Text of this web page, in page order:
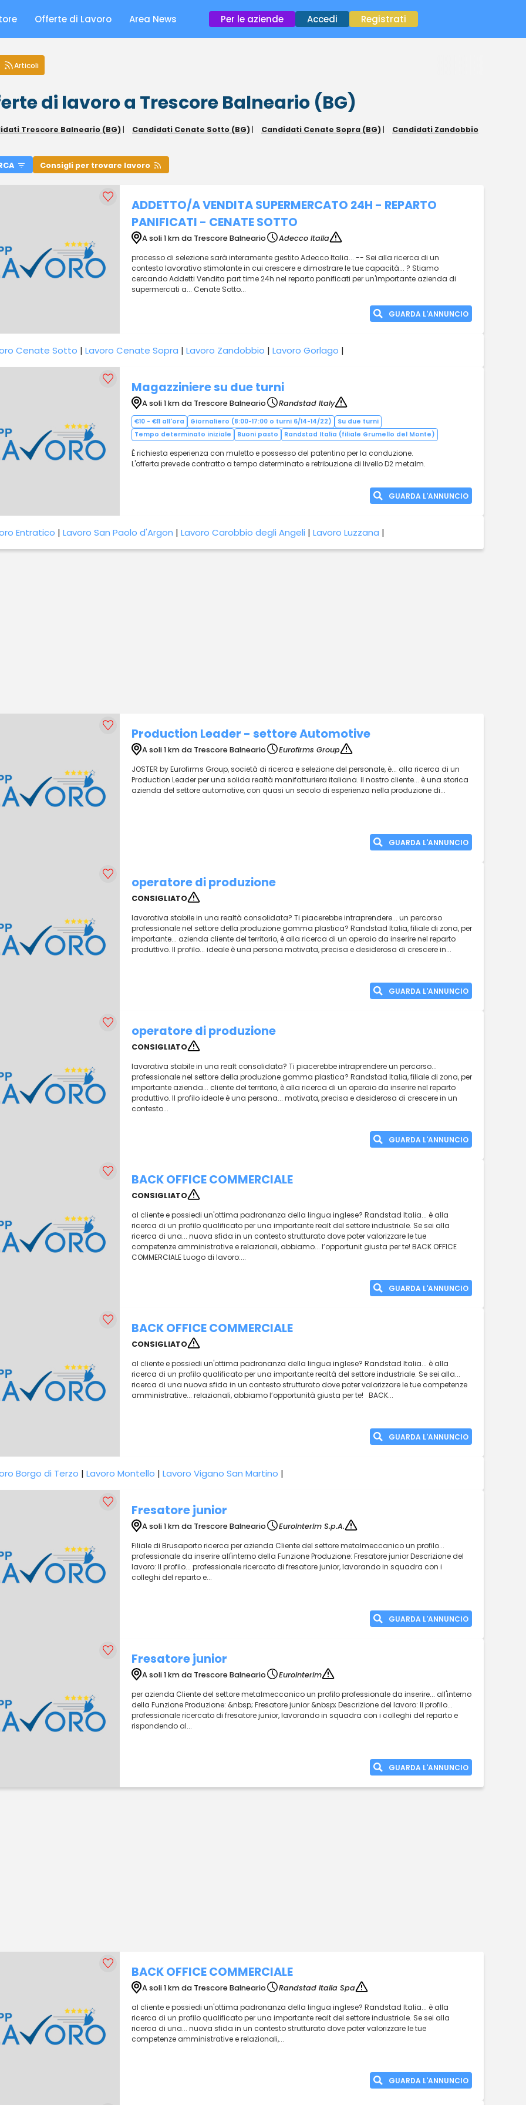
Offerte di Lavoro Area News Per le aziende Accedi Registrati
Articoli
di lavoro a Trescore Balneario (BG)
Trescore Balneario (BG) | Candidati Cenate Sotto (BG) | Candidati Cenate Sopra (BG) | Candidati Zandobbio
Consigli per trovare lavoro
ADDETTO/A VENDITA SUPERMERCATO 24H - REPARTO
PANIFICATI - CENATE SOTTO
A soli 1 km da Trescore Balneario
Adecco Italia
processo di selezione sarà interamente gestito Adecco Italia... -- Sei alla ricerca di un
contesto lavorativo stimolante in cui crescere e dimostrare le tue capacità... ? Stiamo
cercando Addetti Vendita part time 24h nel reparto panificati per un'importante azienda di
supermercati a... Cenate Sotto...
GUARDA L'ANNUNCIO
Cenate Sotto | Lavoro Cenate Sopra | Lavoro Zandobbio | Lavoro Gorlago |
Magazziniere su due turni
A soli 1 km da Trescore Balneario Randstad Italy
€10 - €11 all'ora Giornaliero (8:00-17:00 o turni 6/14-14/22)
Su due turni
Tempo determinato iniziale
Buoni pasto Randstad Italia (filiale Grumello del Monte)
È richiesta esperienza con muletto e possesso del patentino per la conduzione.
L'offerta prevede contratto a tempo determinato e retribuzione di livello D2 metalm.
GUARDA L'ANNUNCIO
Entratico | Lavoro San Paolo d'Argon | Lavoro Carobbio degli Angeli | Lavoro Luzzana |
Production Leader - settore Automotive
A soli 1 km da Trescore Balneario
Eurofirms Group
JOSTER by Eurofirms Group, società di ricerca e selezione del personale, è... alla ricerca di un
Production Leader per una solida realtà manifatturiera italiana. Il nostro cliente... è una storica
azienda del settore automotive, con quasi un secolo di esperienza nella produzione di...
GUARDA L'ANNUNCIO
operatore di produzione
CONSIGLIATO
lavorativa stabile in una realtà consolidata? Ti piacerebbe intraprendere... un percorso
professionale nel settore della produzione gomma plastica? Randstad Italia, filiale di zona, per
importante... azienda cliente del territorio, è alla ricerca di un operaio da inserire nel reparto
produttivo. Il profilo... ideale è una persona motivata, precisa e desiderosa di crescere in...
GUARDA L'ANNUNCIO
operatore di produzione
CONSIGLIATO
lavorativa stabile in una realt consolidata? Ti piacerebbe intraprendere un percorso...
professionale nel settore della produzione gomma plastica? Randstad Italia, filiale di zona, per
importante azienda... cliente del territorio, è alla ricerca di un operaio da inserire nel reparto
produttivo. Il profilo ideale è una persona... motivata, precisa e desiderosa di crescere in un
contesto...
GUARDA L'ANNUNCIO
BACK OFFICE COMMERCIALE
CONSIGLIATO
al cliente e possiedi un'ottima padronanza della lingua inglese? Randstad Italia... è alla
ricerca di un profilo qualificato per una importante realt del settore industriale. Se sei alla
ricerca di una... nuova sfida in un contesto strutturato dove poter valorizzare le tue
competenze amministrative e relazionali, abbiamo... l’opportunit giusta per te! BACK OFFICE
COMMERCIALE Luogo di lavoro:...
GUARDA L'ANNUNCIO
BACK OFFICE COMMERCIALE
CONSIGLIATO
al cliente e possiedi un'ottima padronanza della lingua inglese? Randstad Italia... è alla
ricerca di un profilo qualificato per una importante realtà del settore industriale. Se sei alla...
ricerca di una nuova sfida in un contesto strutturato dove poter valorizzare le tue competenze
amministrative... relazionali, abbiamo l’opportunità giusta per te! BACK...
GUARDA L'ANNUNCIO
Borgo di Terzo | Lavoro Montello | Lavoro Vigano San Martino |
Fresatore junior
A soli 1 km da Trescore Balneario
Eurointerim S.p.A.
Filiale di Brusaporto ricerca per azienda Cliente del settore metalmeccanico un profilo...
professionale da inserire all'interno della Funzione Produzione: Fresatore junior Descrizione del
lavoro: Il profilo... professionale ricercato di fresatore junior, lavorando in squadra con i
colleghi del reparto e...
GUARDA L'ANNUNCIO
Fresatore junior
A soli 1 km da Trescore Balneario
Eurointerim
per azienda Cliente del settore metalmeccanico un profilo professionale da inserire... all'interno
della Funzione Produzione: &nbsp; Fresatore junior &nbsp; Descrizione del lavoro: Il profilo...
professionale ricercato di fresatore junior, lavorando in squadra con i colleghi del reparto e
rispondendo al...
GUARDA L'ANNUNCIO
BACK OFFICE COMMERCIALE
A soli 1 km da Trescore Balneario
Randstad Italia Spa
al cliente e possiedi un'ottima padronanza della lingua inglese? Randstad Italia... è alla
ricerca di un profilo qualificato per una importante realt del settore industriale. Se sei alla
ricerca di una... nuova sfida in un contesto strutturato dove poter valorizzare le tue
competenze amministrative e relazionali,...
GUARDA L'ANNUNCIO